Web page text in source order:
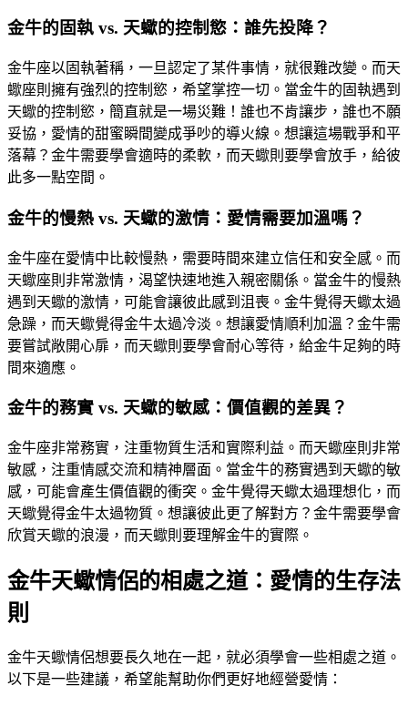
金牛的固執 vs. 天蠍的控制慾：誰先投降？
金牛座以固執著稱，一旦認定了某件事情，就很難改變。而天
蠍座則擁有強烈的控制慾，希望掌控一切。當金牛的固執遇到
天蠍的控制慾，簡直就是一場災難！誰也不肯讓步，誰也不願
妥協，愛情的甜蜜瞬間變成爭吵的導火線。想讓這場戰爭和平
落幕？金牛需要學會適時的柔軟，而天蠍則要學會放手，給彼
此多一點空間。
金牛的慢熱 vs. 天蠍的激情：愛情需要加溫嗎？
金牛座在愛情中比較慢熱，需要時間來建立信任和安全感。而
天蠍座則非常激情，渴望快速地進入親密關係。當金牛的慢熱
遇到天蠍的激情，可能會讓彼此感到沮喪。金牛覺得天蠍太過
急躁，而天蠍覺得金牛太過冷淡。想讓愛情順利加溫？金牛需
要嘗試敞開心扉，而天蠍則要學會耐心等待，給金牛足夠的時
間來適應。
金牛的務實 vs. 天蠍的敏感：價值觀的差異？
金牛座非常務實，注重物質生活和實際利益。而天蠍座則非常
敏感，注重情感交流和精神層面。當金牛的務實遇到天蠍的敏
感，可能會產生價值觀的衝突。金牛覺得天蠍太過理想化，而
天蠍覺得金牛太過物質。想讓彼此更了解對方？金牛需要學會
欣賞天蠍的浪漫，而天蠍則要理解金牛的實際。
金牛天蠍情侶的相處之道：愛情的生存法
則
金牛天蠍情侶想要長久地在一起，就必須學會一些相處之道。
以下是一些建議，希望能幫助你們更好地經營愛情：